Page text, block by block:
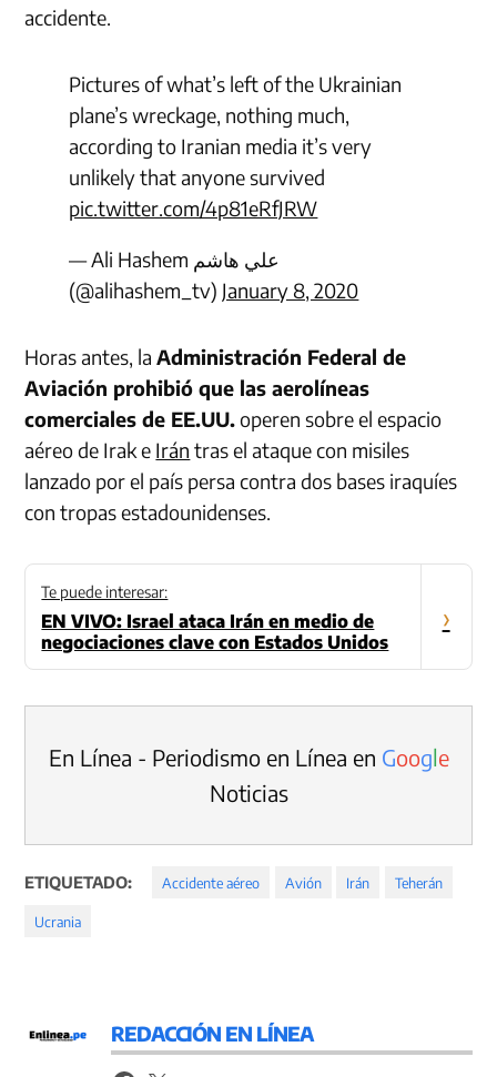
accidente.
Pictures of what’s left of the Ukrainian
plane’s wreckage, nothing much,
according to Iranian media it’s very
unlikely that anyone survived
pic.twitter.com/4p81eRfJRW
— Ali Hashem علي هاشم
(@alihashem_tv) January 8, 2020
Horas antes, laAdministración Federal de
Aviación prohibió que las aerolíneas
comerciales de EE.UU.operen sobre el espacio
aéreo de Irak e Irán tras el ataque con misiles
lanzado por el país persa contra dos bases iraquíes
con tropas estadounidenses.
Te puede interesar:
EN VIVO: Israel ataca Irán en medio de
negociaciones clave con Estados Unidos
›
En Línea - Periodismo en Línea en Google
Noticias
ETIQUETADO: Accidente aéreo Avión Irán Teherán
Ucrania
REDACCIÓN EN LÍNEA